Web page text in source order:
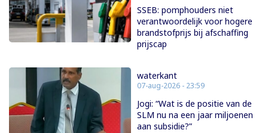
SSEB: pomphouders niet
verantwoordelijk voor hogere
brandstofprijs bij afschaffing
prijscap
waterkant
07-aug-2026 - 23:59
Jogi: “Wat is de positie van de
SLM nu na een jaar miljoenen
aan subsidie?”